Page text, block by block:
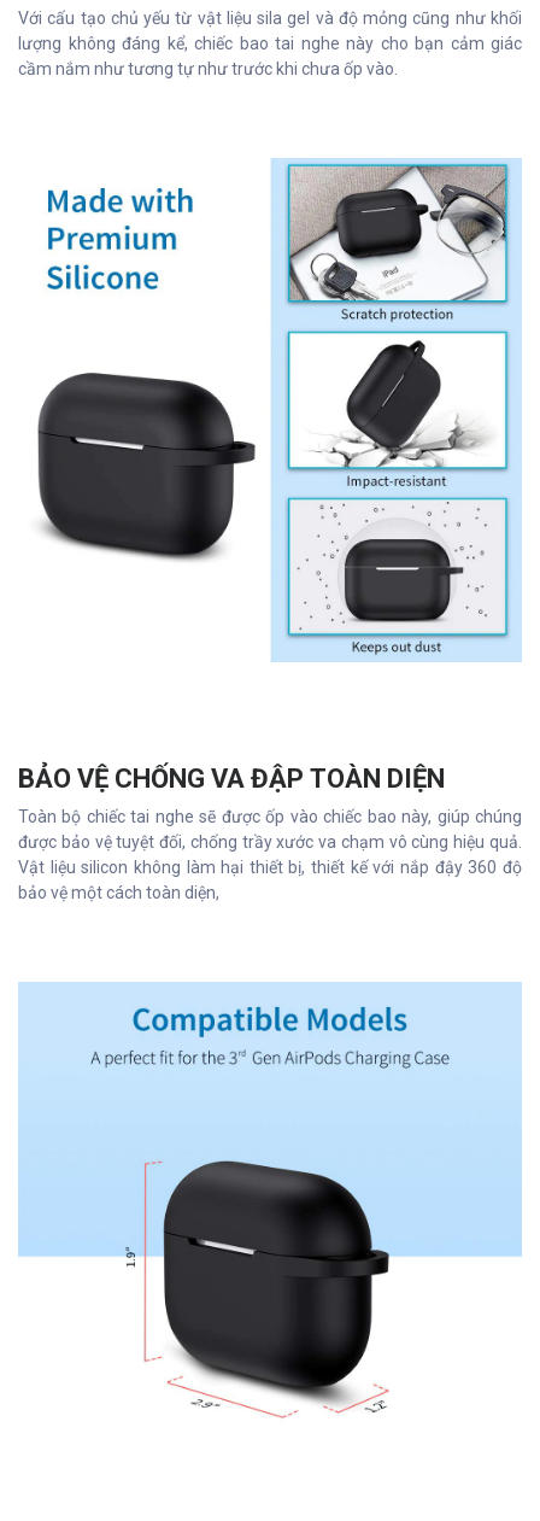
Với cấu tạo chủ yếu từ vật liệu sila gel và độ mỏng cũng như khối
lượng không đáng kể, chiếc bao tai nghe này cho bạn cảm giác
cầm nắm như tương tự như trước khi chưa ốp vào.
BẢO VỆ CHỐNG VA ĐẬP TOÀN DIỆN
Toàn bộ chiếc tai nghe sẽ được ốp vào chiếc bao này, giúp chúng
được bảo vệ tuyệt đối, chống trầy xước va chạm vô cùng hiệu quả.
Vật liệu silicon không làm hại thiết bị, thiết kế với nắp đậy 360 độ
bảo vệ một cách toàn diện,